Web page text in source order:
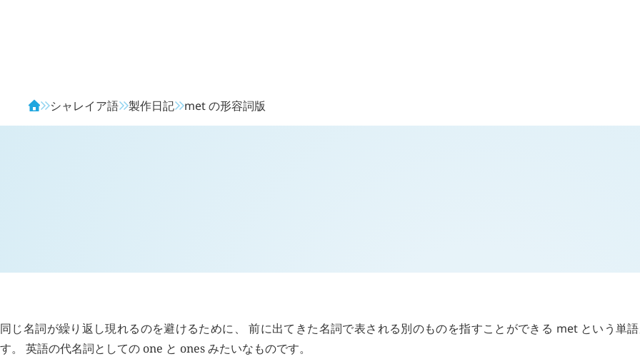
シャレイア語 製作日記 metの形容詞版
同じ名詞が繰り返し現れるのを避けるために、 前に出てきた名詞で表される別のものを指すことができる metという単
す。 英語の代名詞としての one と ones みたいなものです。